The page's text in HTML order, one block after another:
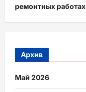
ремонтных работах
Архив
Май 2026